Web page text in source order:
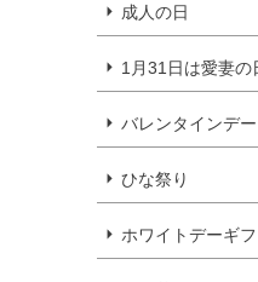
成人の日
1月31日は愛妻
バレンタインデー
ひな祭り
ホワイトデーギフ